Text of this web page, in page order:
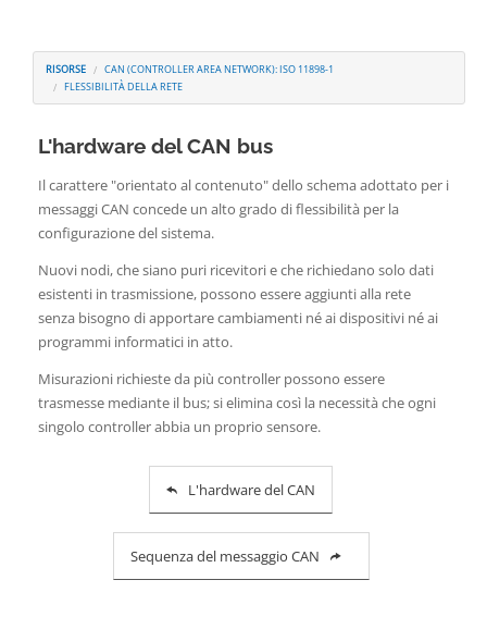
RISORSE
CAN (CONTROLLER AREA NETWORK): ISO 11898-1
FLESSIBILITÀ DELLA RETE
L'hardware del CAN bus
Il carattere "orientato al contenuto" dello schema adottato per i
messaggi CAN concede un alto grado di flessibilità per la
configurazione del sistema.
Nuovi nodi, che siano puri ricevitori e che richiedano solo dati
esistenti in trasmissione, possono essere aggiunti alla rete
senza bisogno di apportare cambiamenti né ai dispositivi né ai
programmi informatici in atto.
Misurazioni richieste da più controller possono essere
trasmesse mediante il bus; si elimina così la necessità che ogni
singolo controller abbia un proprio sensore.
L'hardware del CAN
Sequenza del messaggio CAN